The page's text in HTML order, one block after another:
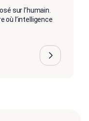
sur l’humain.
où l’intelligence